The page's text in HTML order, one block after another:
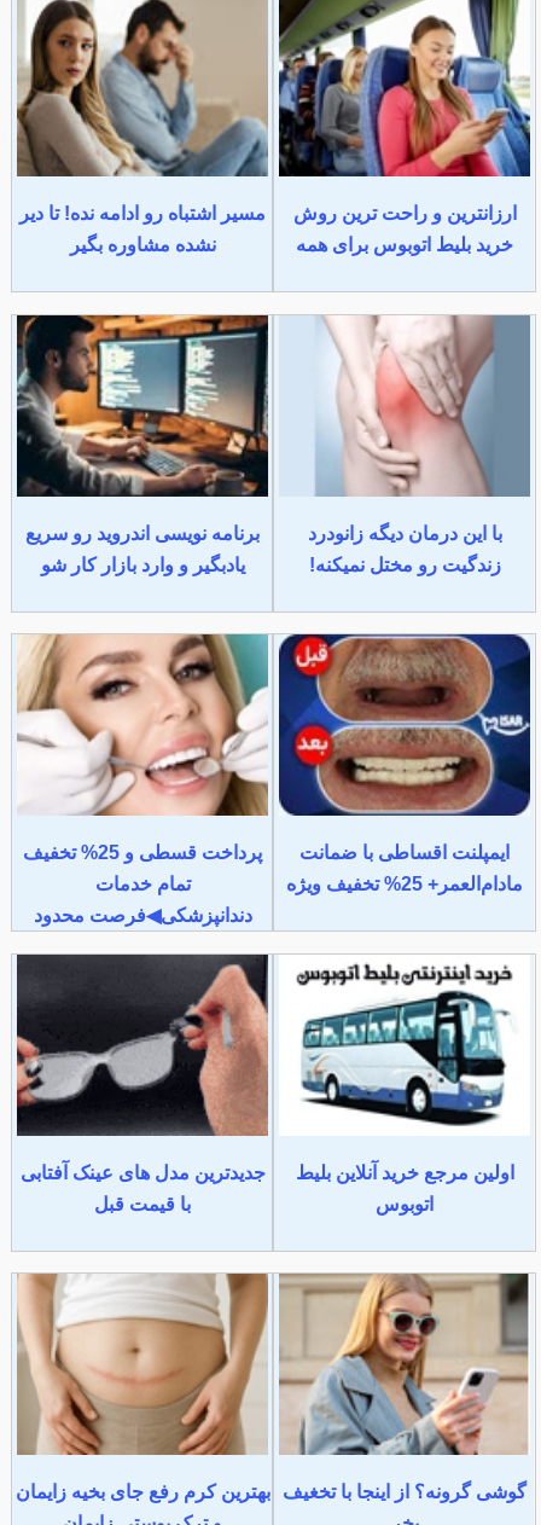
ارزانترین و راحت ترین روش
خرید بلیط اتوبوس برای همه
مسیر اشتباه رو ادامه نده! تا دیر
نشده مشاوره بگیر
با این درمان دیگه زانودرد
زندگیت رو مختل نمیکنه!
برنامه نویسی اندروید رو سریع
یادبگیر و وارد بازار کار شو
ایمپلنت اقساطی با ضمانت
مادام‌العمر+ 25% تخفیف ویژه
پرداخت قسطی و 25% تخفیف
تمام خدمات
دندانپزشکی◀فرصت محدود
اولین مرجع خرید آنلاین بلیط
اتوبوس
جدیدترین مدل های عینک آفتابی
با قیمت قبل
گوشی گرونه؟ از اینجا با تخغیف
بهترین کرم رفع جای بخیه زایمان